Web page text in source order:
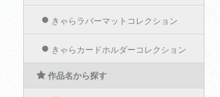
きゃらラバーマットコレクション
きゃらカードホルダーコレクション
作品名から探す